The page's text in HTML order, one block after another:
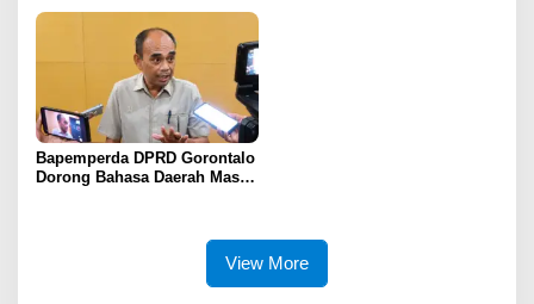
Bapemperda DPRD Gorontalo
Dorong Bahasa Daerah Masuk
View More